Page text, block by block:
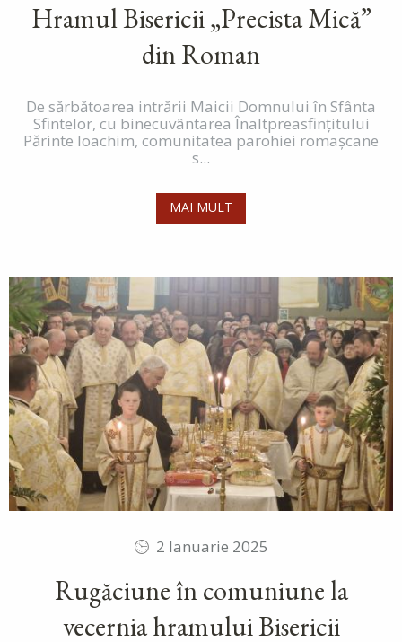
Hramul Bisericii „Precista Mică”
din Roman
De sărbătoarea intrării Maicii Domnului în Sfânta
Sfintelor, cu binecuvântarea Înaltpreasfințitului
Părinte Ioachim, comunitatea parohiei romașcane
s...
MAI MULT
2 Ianuarie 2025
Rugăciune în comuniune la
vecernia hramului Bisericii